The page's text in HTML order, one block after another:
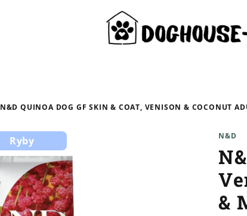
N&D QUINOA DOG GF SKIN & COAT, VENISON & COCONUT
N&D
&
Ryby